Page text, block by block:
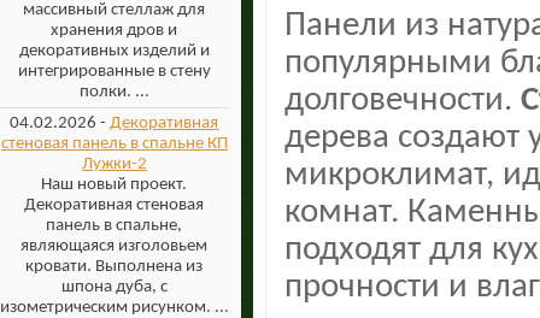
массивный стеллаж для
хранения дров и
декоративных изделий и
интегрированные в стену
полки. ...
04.02.2026 -Декоративная
стеновая панель в спальне КП
Лужки-2
Наш новый проект.
Декоративная стеновая
панель в спальне,
являющаяся изголовьем
кровати. Выполнена из
шпона дуба, с
изометрическим рисунком. ...
Панели из
популярными
долговечности.
дерева создают
микроклимат,
комнат.
подходят для
прочности и